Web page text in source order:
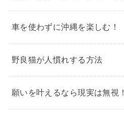
車を使わずに沖縄を楽しむ！
野良猫が人慣れする方法
願いを叶えるなら現実は無視！